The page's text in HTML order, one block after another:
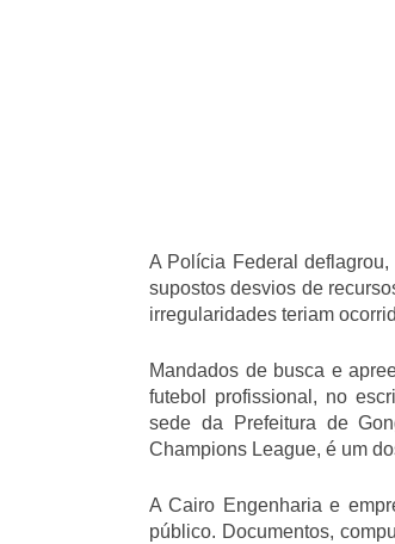
A Polícia Federal
supostos desvios de
irregularidades teriam
Mandados de busca e
futebol profissional, no
sede da Prefeitura de
Champions League, é um
A Cairo Engenharia e
público. Documentos,